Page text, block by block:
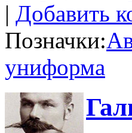
| Добавить
Позначки:
униформа